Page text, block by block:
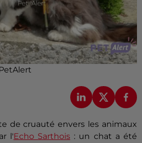
de cruauté envers les animaux
l'Echo Sarthois : un chat a été